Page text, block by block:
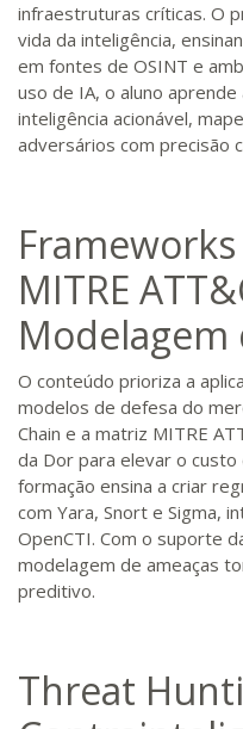
infraestruturas críticas. O
vida da inteligência,
em fontes de OSINT e
uso de IA, o aluno
inteligência acionável,
adversários com precisão
MITRE
Modelagem
O conteúdo prioriza a
modelos de defesa do
Chain e a matriz MITRE
da Dor para elevar o
formação ensina a criar
com Yara, Snort e Sigma,
OpenCTI. Com o suporte
modelagem de ameaças
preditivo.
Threat